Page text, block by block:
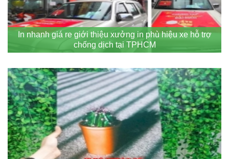
In nhanh giá re giới thiệu xưởng in phù hiệu xe hỗ trợ
chống dịch tại TPHCM